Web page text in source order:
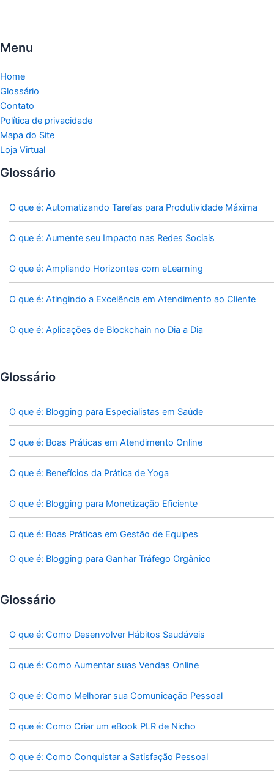
Menu
Home
Glossário
Contato
Política de privacidade
Mapa do Site
Loja Virtual
Glossário
O que é: Automatizando Tarefas para Produtividade Máxima
O que é: Aumente seu Impacto nas Redes Sociais
O que é: Ampliando Horizontes com eLearning
O que é: Atingindo a Excelência em Atendimento ao Cliente
O que é: Aplicações de Blockchain no Dia a Dia
Glossário
O que é: Blogging para Especialistas em Saúde
O que é: Boas Práticas em Atendimento Online
O que é: Benefícios da Prática de Yoga
O que é: Blogging para Monetização Eficiente
O que é: Boas Práticas em Gestão de Equipes
O que é: Blogging para Ganhar Tráfego Orgânico
Glossário
O que é: Como Desenvolver Hábitos Saudáveis
O que é: Como Aumentar suas Vendas Online
O que é: Como Melhorar sua Comunicação Pessoal
O que é: Como Criar um eBook PLR de Nicho
O que é: Como Conquistar a Satisfação Pessoal